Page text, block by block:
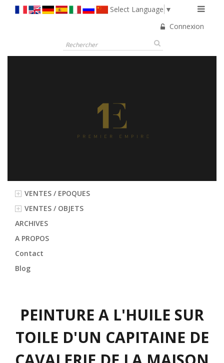
Select Language ▼
Connexion
VENTES / EPOQUES
VENTES / OBJETS
ARCHIVES
A PROPOS
Contact
Blog
PEINTURE A L'HUILE SUR
TOILE D'UN CAPITAINE DE